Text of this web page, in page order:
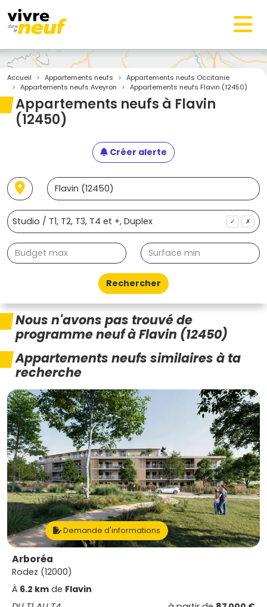
Accueil Appartements neufs
Appartements neufs Occitanie
Appartements neufs Aveyron
Appartements neufs Flavin (12450)
Appartements neufs à Flavin
(12450)
Créer alerte
✓ ✗
Rechercher
Nous n'avons pas trouvé de
programme neuf à Flavin (12450)
Appartements neufs similaires à ta
recherche
Demande d'informations
Arboréa
Rodez (12000)
À 6.2 km de Flavin